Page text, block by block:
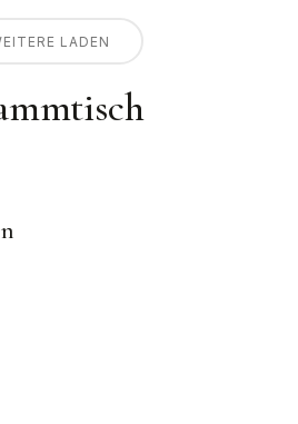
LADEN